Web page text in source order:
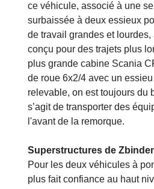
ce véhicule, associé à une
surbaissée à deux essieux
de travail grandes et
conçu pour des trajets plus
plus grande cabine Scania
de roue 6x2/4 avec un
relevable, on est toujours du
s’agit de transporter des
l'avant de la remorque.
Superstructures de
Pour les deux véhicules à
plus fait confiance au haut